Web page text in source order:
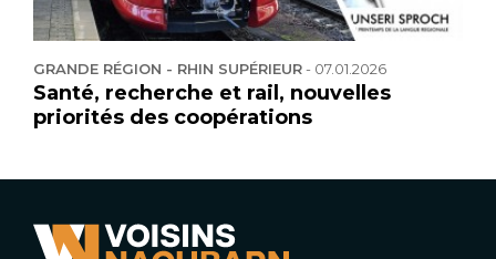
GRANDE RÉGION - RHIN SUPÉRIEUR- 07.01.2026
Santé, recherche et rail, nouvelles
priorités des coopérations